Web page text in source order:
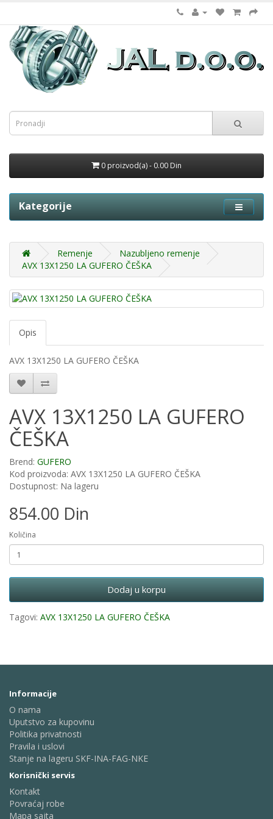
0 proizvod(a) - 0.00 Din
Kategorije
Remenje
Nazubljeno remenje
AVX 13X1250 LA GUFERO ČEŠKA
Opis
AVX 13X1250 LA GUFERO ČEŠKA
AVX 13X1250 LA GUFERO
ČEŠKA
Brend: GUFERO
Kod proizvoda: AVX 13X1250 LA GUFERO ČEŠKA
Dostupnost: Na lageru
854.00 Din
Količina
Dodaj u korpu
Tagovi: AVX 13X1250 LA GUFERO ČEŠKA
Informacije
O nama
Uputstvo za kupovinu
Politika privatnosti
Pravila i uslovi
Stanje na lageru SKF-INA-FAG-NKE
Korisnički servis
Kontakt
Povraćaj robe
Mapa sajta